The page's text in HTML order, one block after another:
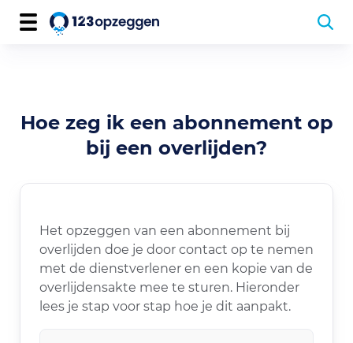
Hoe zeg ik een abonnement op
bij een overlijden?
Het opzeggen van een abonnement bij
overlijden doe je door contact op te nemen
met de dienstverlener en een kopie van de
overlijdensakte mee te sturen. Hieronder
lees je stap voor stap hoe je dit aanpakt.